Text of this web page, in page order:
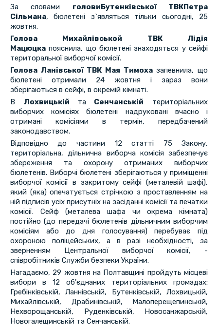
За словами головиБутенківської ТВКПетра
Сільмана, бюлетені з`являться тільки сьогодні, 25
жовтня.
Голова Михайлівськой ТВК Лідія
Мацюцкапояснила, що бюлетені знаходяться у сейфі
територальної виборчої комісії.
Голова Ланівської ТВК Мая Тимохазапевнила, що
бюлетені отримали 24 жовтня і зараз вони
зберігаються в сейфі, в окремій кімнаті.
В Лохвицькій таСенчанській територіальних
виборчих комісіях бюлетені надруковані вчасно і
отримані комісіями в термін, передбачений
законодавством.
Відповідно до частини 12 статті 75 Закону,
територіальна, дільнична виборча комісія забезпечує
збереження та охорону отриманих виборчих
бюлетенів. Виборчі бюлетені зберігаються у приміщенні
виборчої комісії в закритому сейфі (металевій шафі),
який (яка) опечатується стрічкою з проставленням на
ній підписів усіх присутніх на засіданні комісії та печатки
комісії. Сейф (металева шафа чи окрема кімната)
постійно (до передачі бюлетенів дільничним виборчим
комісіям або до дня голосування) перебуває під
охороною поліцейських, а в разі необхідності, за
зверненням Центральної виборчої комісії, -
співробітників Служби безпеки України.
Нагадаємо, 29 жовтня на Полтавщині пройдуть місцеві
вибори в 12 об'єднаних територіальних громадах:
Гребінківській, Ланнівській, Бутенківській, Лохвицькій,
Михайлівській, Драбинівській, Малоперещепинській,
Нехворощанській, Руденківській, Новосанжарській,
Новогалещинській та Сенчанській.